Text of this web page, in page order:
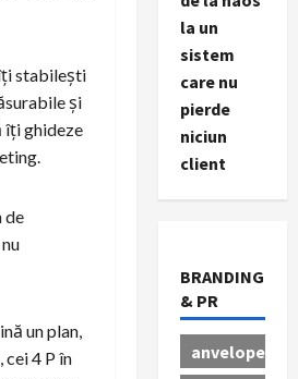
stabilești
și
îți ghideze
de
un plan,
cei 4 P în
la un
sistem
care nu
pierde
niciun
client
BRANDING
& PR
anvelope